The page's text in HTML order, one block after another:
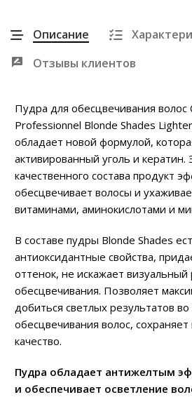
Описание
Отзывы клиентов
Пудра для обесцвечивания волос
Professionnel Blonde Shades
обладает новой формулой,
активированный уголь и кератин.
качественного состава продукт
обесцвечивает волосы и
витаминами, аминокислотами и
В составе пудры Blonde Shades
антиоксидантные свойства,
оттенок, не искажает визуальный
обесцвечивания. Позволяет
добиться светлых результатов
обесцвечивания волос,
качество.
Пудра обладает антижелтым
и обеспечивает осветление